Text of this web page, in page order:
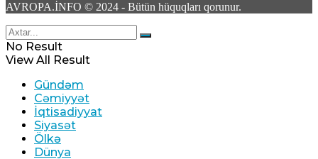
Məhəmməd Bağet Zülqədr: “ABŞ dəniz
blokadasını ləğv etməli və qoşunları İran
09 Avqust 2026 / 9:59
AVROPA.İNFO © 2024 - Bütün hüquqları qorunur.
No Result
View All Result
Gündəm
Cəmiyyət
İqtisadiyyat
Siyasət
Ölkə
Dünya